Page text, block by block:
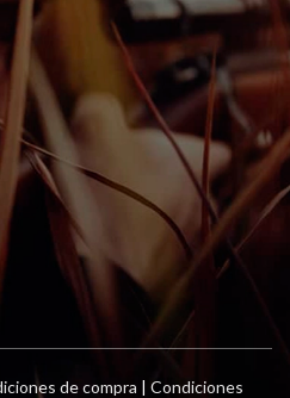
de compra |Condiciones